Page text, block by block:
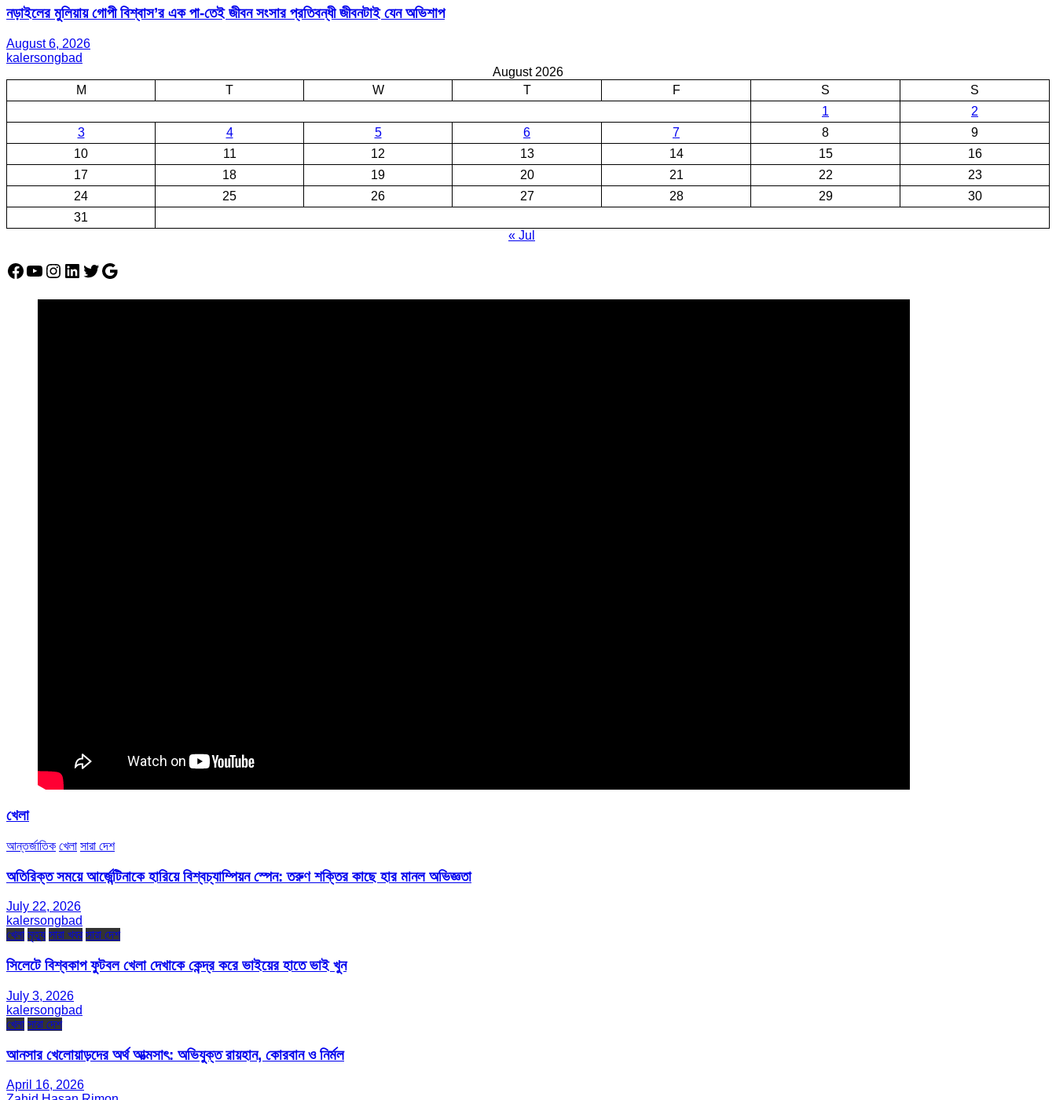
নড়াইলের মুলিয়ায় গোপী বিশ্বাস’র এক পা-তেই জীবন সংসার প্রতিবন্ধী জীবনটাই যেন অভিশাপ
August 6, 2026
kalersongbad
August 2026
M
T W T F S
S
1
2
3
4 5 6 7 8
9
10
11 12 13 14 15
16
17
18 19 20 21 22
23
24
25 26 27 28 29
30
31
« Jul
Facebook
YouTube
Instagram
LinkedIn
Twitter
Google
খেলা
আন্তর্জাতিক খেলা সারা দেশ
অতিরিক্ত সময়ে আর্জেন্টিনাকে হারিয়ে বিশ্বচ্যাম্পিয়ন স্পেন: তরুণ শক্তির কাছে হার মানল অভিজ্ঞতা
July 22, 2026
kalersongbad
খেলা মৃত্যু সারা খবর সারা দেশ
সিলেটে বিশ্বকাপ ফুটবল খেলা দেখাকে কেন্দ্র করে ভাইয়ের হাতে ভাই খুন
July 3, 2026
kalersongbad
খেলা সারা দেশ
আনসার খেলোয়াড়দের অর্থ আত্মসাৎ: অভিযুক্ত রায়হান, কোরবান ও নির্মল
April 16, 2026